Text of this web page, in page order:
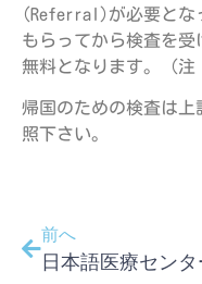
(Referral)が必要とな
もらってから検査を
無料となります。（注
帰国のための検査は上
照下さい。
前へ